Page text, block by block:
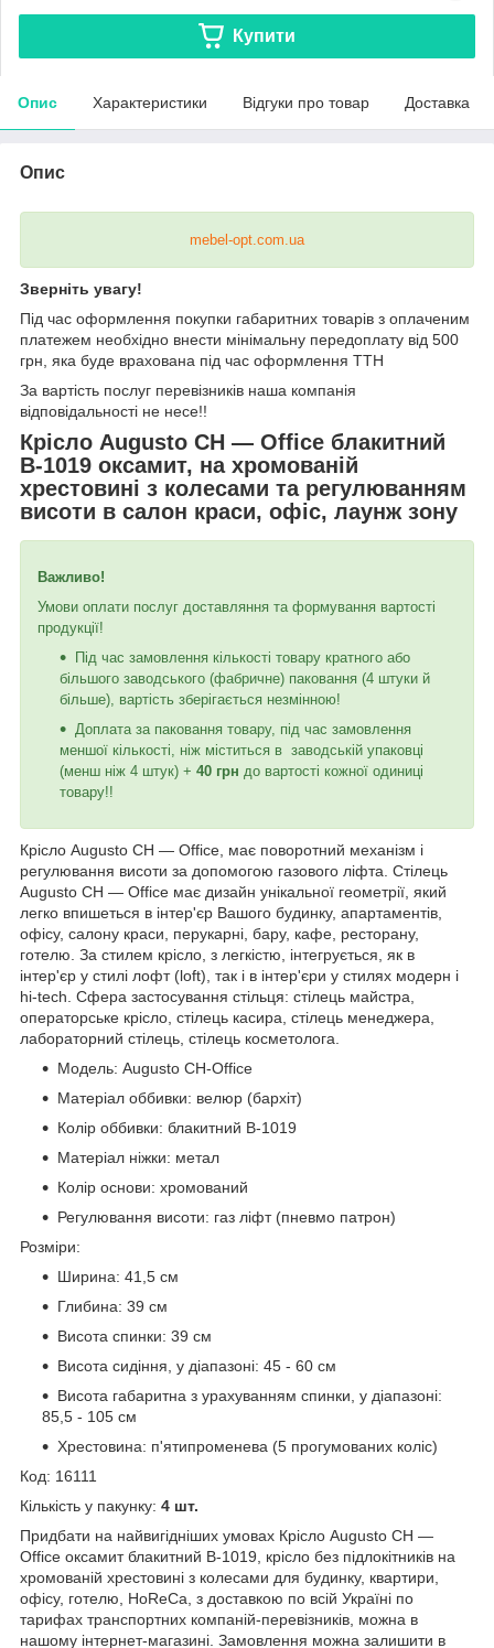
Купити
Опис Характеристики Відгуки про товар Доставка
Опис
mebel-opt.com.ua
Зверніть увагу!
Під час оформлення покупки габаритних товарів з оплаченим
платежем необхідно внести мінімальну передоплату від 500
грн, яка буде врахована під час оформлення ТТН
За вартість послуг перевізників наша компанія
відповідальності не несе!!
Крісло Augusto CH — Office блакитний
B-1019 оксамит, на хромованій
хрестовині з колесами та регулюванням
висоти в салон краси, офіс, лаунж зону
Важливо!
Умови оплати послуг доставляння та формування вартості
продукції!
Під час замовлення кількості товару кратного або
більшого заводського (фабричне) паковання (4 штуки й
більше), вартість зберігається незмінною!
Доплата за паковання товару, під час замовлення
меншої кількості, ніж міститься в заводській упаковці
(менш ніж 4 штук) + 40 грн до вартості кожної одиниці
товару!!
Крісло Augusto CH — Office, має поворотний механізм і
регулювання висоти за допомогою газового ліфта. Стілець
Augusto CH — Office має дизайн унікальної геометрії, який
легко впишеться в інтер'єр Вашого будинку, апартаментів,
офісу, салону краси, перукарні, бару, кафе, ресторану,
готелю. За стилем крісло, з легкістю, інтегрується, як в
інтер'єр у стилі лофт (loft), так і в інтер'єри у стилях модерн і
hi-tech. Сфера застосування стільця: стілець майстра,
операторське крісло, стілець касира, стілець менеджера,
лабораторний стілець, стілець косметолога.
Модель: Augusto CH-Office
Матеріал оббивки: велюр (бархіт)
Колір оббивки: блакитний B-1019
Матеріал ніжки: метал
Колір основи: хромований
Регулювання висоти: газ ліфт (пневмо патрон)
Розміри:
Ширина: 41,5 см
Глибина: 39 см
Висота спинки: 39 см
Висота сидіння, у діапазоні: 45 - 60 см
Висота габаритна з урахуванням спинки, у діапазоні:
85,5 - 105 см
Хрестовина: п'ятипроменева (5 прогумованих коліс)
Код: 16111
Кількість у пакунку: 4 шт.
Придбати на найвигідніших умовах Крісло Augusto CH —
Office оксамит блакитний B-1019, крісло без підлокітників на
хромованій хрестовині з колесами для будинку, квартири,
офісу, готелю, HoReCa, з доставкою по всій Україні по
тарифах транспортних компаній-перевізників, можна в
нашому інтернет-магазині. Замовлення можна залишити в